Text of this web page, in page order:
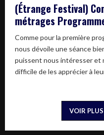
(Étrange Festival)
métrages
Comme pour la première
nous dévoile une séance
puissent nous intéresser et
difficile de les apprécier à
VOIR